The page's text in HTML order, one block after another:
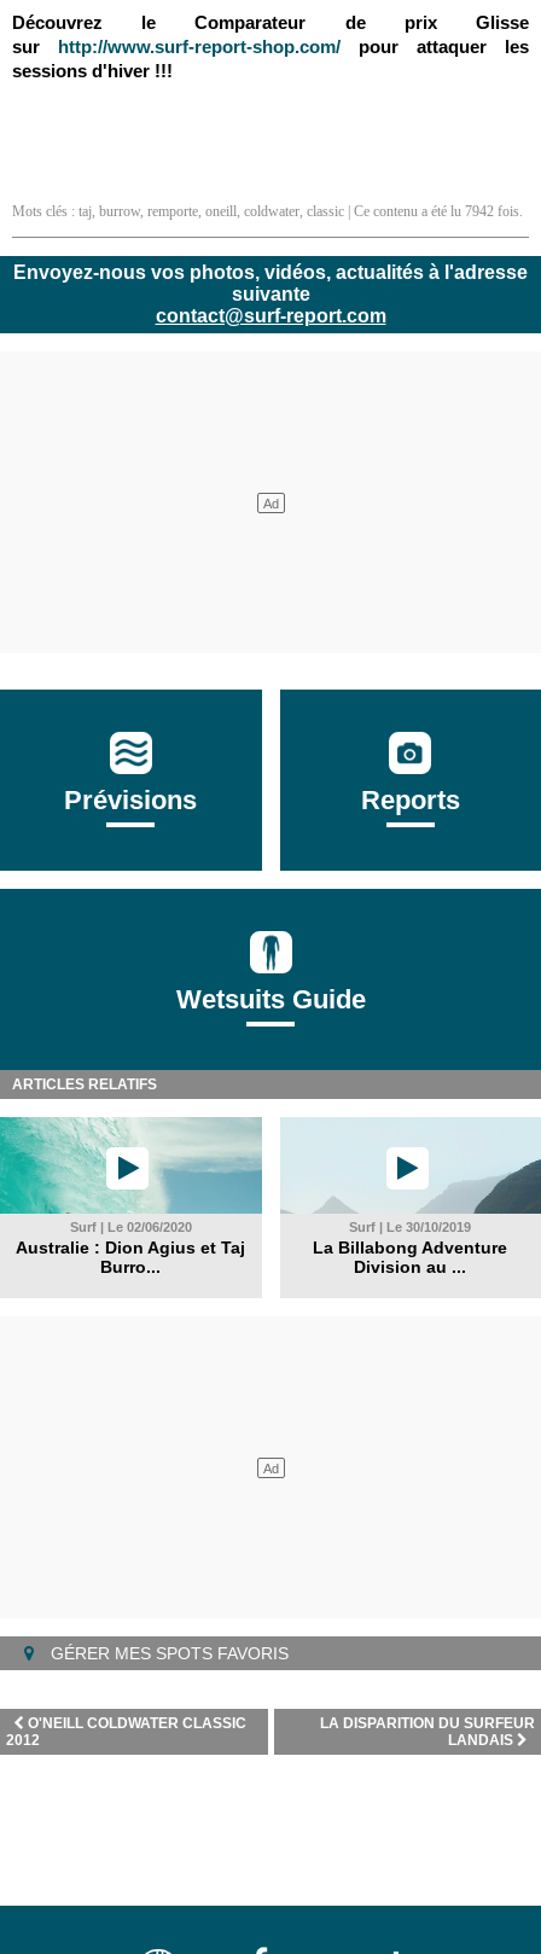
Découvrez le Comparateur de prix Glisse
sur http://www.surf-report-shop.com/ pour attaquer les
sessions d'hiver !!!
Mots clés : taj, burrow, remporte, oneill, coldwater, classic | Ce contenu a été lu 7942 fois.
Envoyez-nous vos photos, vidéos, actualités à l'adresse
suivante
contact@surf-report.com
Prévisions Reports
Wetsuits Guide
ARTICLES RELATIFS
Surf | Le 02/06/2020
Australie : Dion Agius et Taj
Burro...
Surf | Le 30/10/2019
La Billabong Adventure
Division au ...
GÉRER MES SPOTS FAVORIS
LA DISPARITION DU SURFEUR
LANDAIS
O'NEILL COLDWATER CLASSIC
2012